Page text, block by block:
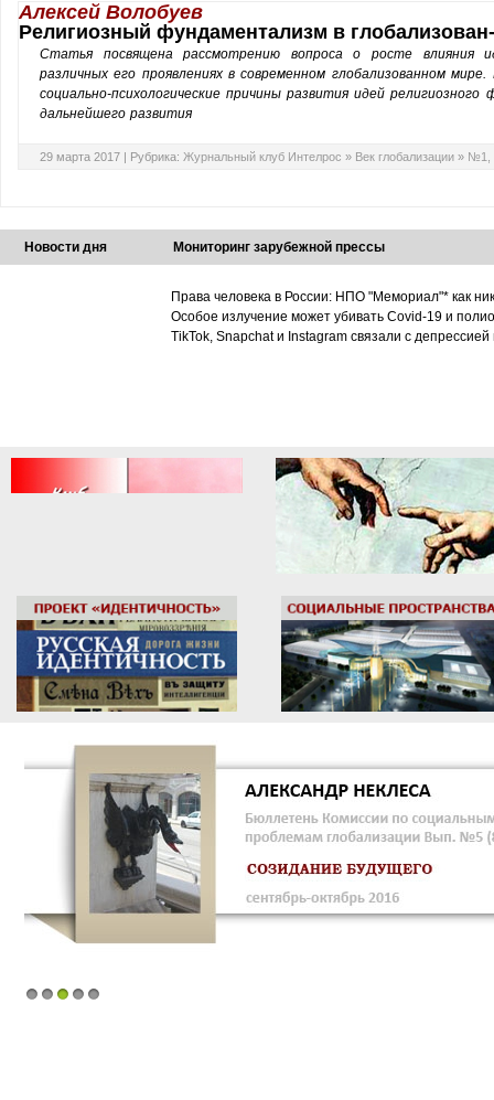
Алексей Волобуев
Религиозный фундаментализм в
Статья посвящена рассмотрению вопроса о росте влияния
различных его проявлениях в современном глобализованном
социально-психологические причины развития идей
дальнейшего развития
29 марта 2017 | Рубрика: Журнальный клуб Интелрос » Век глобализации » №1,
Новости дня Мониторинг зарубежной прессы
Права человека в России: НПО "Мемориал"* как
Особое излучение может убивать Covid-19 и
TikTok, Snapchat и Instagram связали с